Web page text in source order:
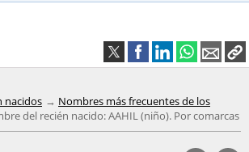
nacidos
Nombres más frecuentes de los
del recién nacido: AAHIL (niño). Por comarcas